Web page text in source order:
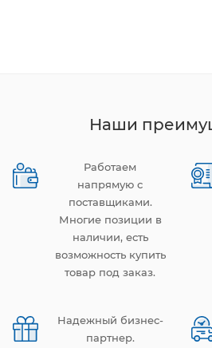
Наши
Работаем
напрямую с
поставщиками.
Многие позиции в
наличии, есть
возможность купить
товар под заказ.
Надежный бизнес-
партнер.